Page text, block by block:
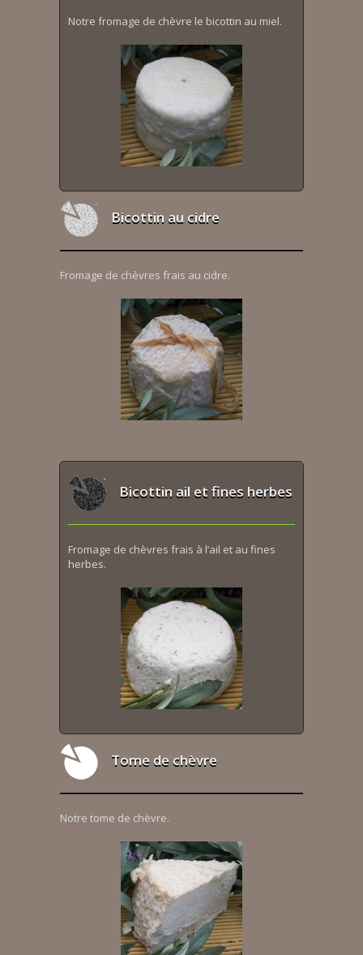
Notre fromage de chèvre le bicottin au miel.
Bicottin au cidre
Fromage de chèvres frais au cidre.
Bicottin ail et fines herbes
Fromage de chèvres frais à l’ail et au fines
herbes.
Tome de chèvre
Notre tome de chèvre.